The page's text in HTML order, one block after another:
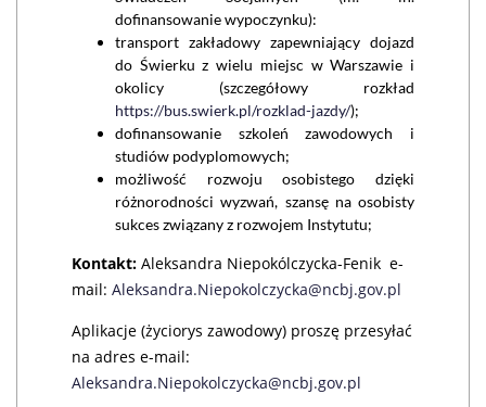
dofinansowanie wypoczynku):
transport zakładowy zapewniający dojazd
do Świerku z wielu miejsc w Warszawie i
okolicy (szczegółowy rozkład
https://bus.swierk.pl/rozklad-jazdy/);
dofinansowanie szkoleń zawodowych i
studiów podyplomowych;
możliwość rozwoju osobistego dzięki
różnorodności wyzwań, szansę na osobisty
sukces związany z rozwojem Instytutu;
Kontakt: Aleksandra Niepokólczycka-Fenik e-
mail: Aleksandra.Niepokolczycka@ncbj.gov.pl
Aplikacje (życiorys zawodowy) proszę przesyłać
na adres e-mail:
Aleksandra.Niepokolczycka@ncbj.gov.pl